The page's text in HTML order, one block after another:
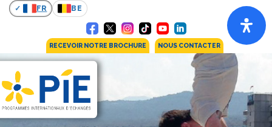
FR BE
RECEVOIR NOTRE BROCHURE NOUS CONTACTER